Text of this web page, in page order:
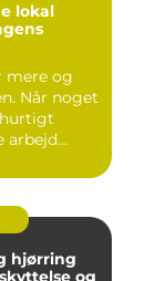
mere og
Når noget
arbejd...
hjørring
og